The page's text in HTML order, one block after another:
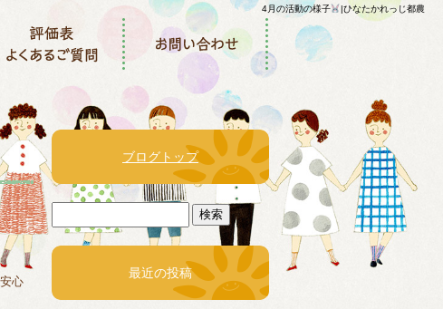
4月の活動の様子 |ひなたかれっじ都農
心
ブログトップ
最近の投稿